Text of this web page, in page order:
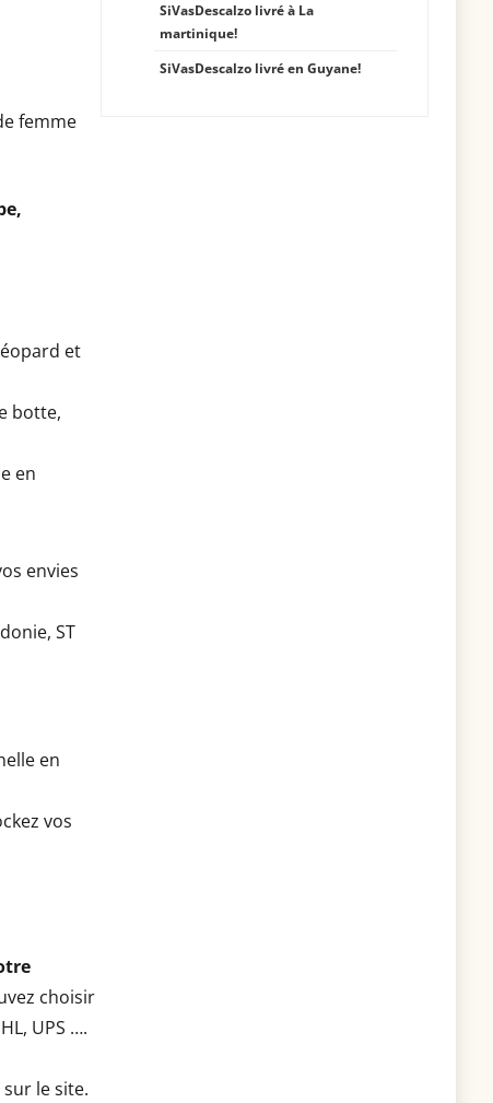
femme
et
botte,
en
envies
ST
en
vos
choisir
UPS ….
le site.
SiVasDescalzo livré à La
martinique!
SiVasDescalzo livré en Guyane!